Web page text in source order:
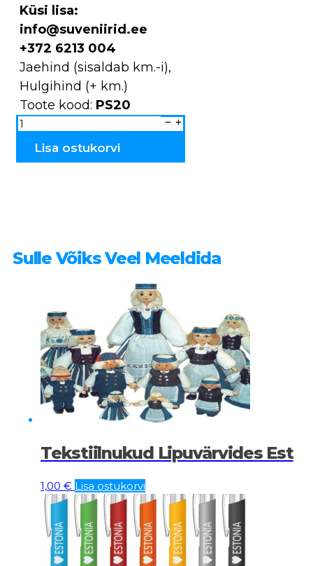
Küsi lisa:
info@suveniirid.ee
+372 6213 004
Jaehind (sisaldab km.-i),
Hulgihind (+ km.)
Toote kood: PS20
Pastakad
puidust
põletatud
Lisa ostukorvi
Sulle Võiks Veel Meeldida
Tekstiilnukud Lipuvärvides Est
1,00 € Lisa ostukorvi